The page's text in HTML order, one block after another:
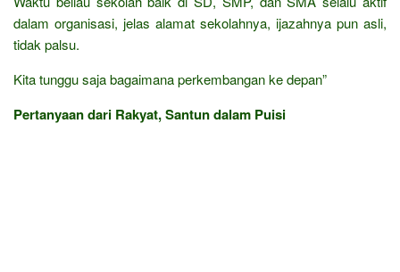
dalam organisasi, jelas alamat sekolahnya, ijazahnya pun asli,
tidak palsu.
Kita tunggu saja bagaimana perkembangan ke depan”
Pertanyaan dari Rakyat, Santun dalam Puisi